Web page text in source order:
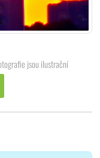
jsou ilustrační